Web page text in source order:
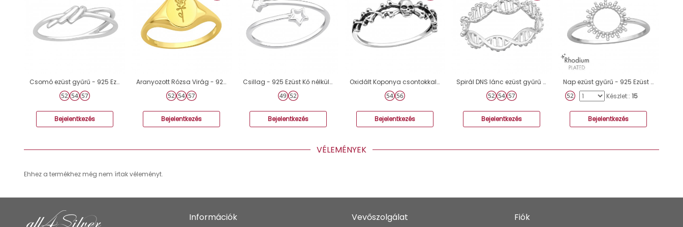
Csomó ezüst gyűrű - 925 Ezüst Kő Nélküli Gyűrűk A4S46318
Bejelentkezés
Aranyozott Rózsa Virág - 925 Ezüst Kő Nélküli Gyűrűk A4S40744
Bejelentkezés
Csillag - 925 Ezüst Kő nélküli gyűrűk A4S48644
Bejelentkezés
Oxidált Koponya csontokkal - 925 Ezüst Kő Nélküli Gyűrűk A4S44855
Bejelentkezés
Spirál DNS lánc ezüst gyűrű - 925 Ezüst Kő Nélküli Gyűrűk A4S42673
Bejelentkezés
Nap ezüst gyűrű - 925 Ezüst Kő Nélküli Gyűrűk A4S47147
Készlet:: 15
Bejelentkezés
VÉLEMÉNYEK
Ehhez a termékhez még nem írtak véleményt.
Információk Vevőszolgálat Fiók